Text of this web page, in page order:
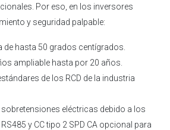
Por eso, en los inversores
y seguridad palpable:
de hasta 50 grados centígrados.
ampliable hasta por 20 años.
de los RCD de la industria
eléctricas debido a los
y CC tipo 2 SPD CA opcional para